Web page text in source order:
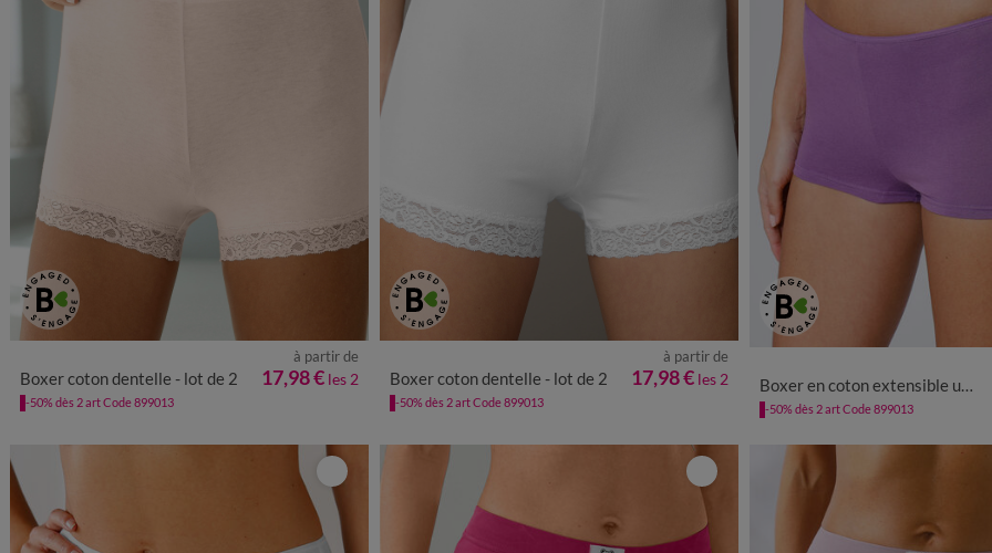
54/56
Boxer coton dentelle - lot de 2
à partir de
17,98 € les 2
-50% dès 2 art Code 899013
54/56
Boxer coton dentelle - lot de 2
à partir de
17,98 € les 2
-50% dès 2 art Code 899013
Boxer en coton extensible uni – Lot de 10
-50% dès 2 art Code 899013